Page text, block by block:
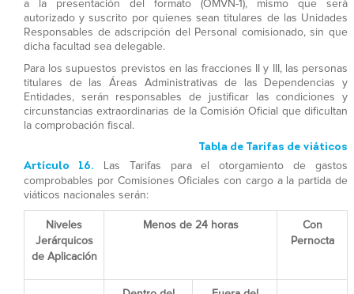
a la presentación del formato (OMVN-1), mismo que será
autorizado y suscrito por quienes sean titulares de las Unidades
Responsables de adscripción del Personal comisionado, sin que
dicha facultad sea delegable.
Para los supuestos previstos en las fracciones II y III, las personas
titulares de las Áreas Administrativas de las Dependencias y
Entidades, serán responsables de justificar las condiciones y
circunstancias extraordinarias de la Comisión Oficial que dificultan
la comprobación fiscal.
Tabla de Tarifas de viáticos
Artículo 16. Las Tarifas para el otorgamiento de gastos
comprobables por Comisiones Oficiales con cargo a la partida de
viáticos nacionales serán:
Niveles
Jerárquicos
de Aplicación
Menos de 24 horas
Con
Pernocta